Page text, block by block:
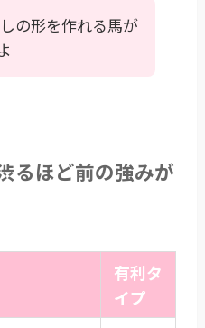
の形を作れる馬が
るほど前の強みが
有利タ
イプ